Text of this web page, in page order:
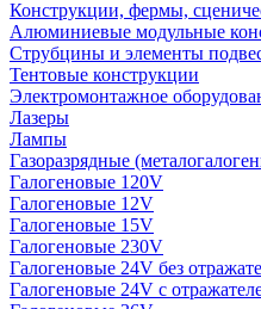
Конструкции, фермы,
Алюминиевые модульные
Струбцины и элементы
Тентовые конструкции
Электромонтажное
Лазеры
Лампы
Газоразрядные
Галогеновые 120V
Галогеновые 12V
Галогеновые 15V
Галогеновые 230V
Галогеновые 24V без
Галогеновые 24V с